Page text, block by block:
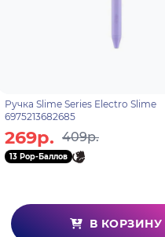
Ручка Slime Series Electro Slime
6975213682685
269р. 409р.
13 Pop-Баллов
В КОРЗИНУ